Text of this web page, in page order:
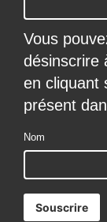
Vous
désinscrire
en cliquant
présent
Nom